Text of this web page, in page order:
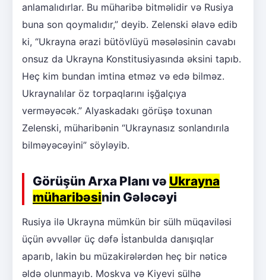
anlamalıdırlar. Bu müharibə bitməlidir və Rusiya
buna son qoymalıdır,” deyib. Zelenski əlavə edib
ki, “Ukrayna ərazi bütövlüyü məsələsinin cavabı
onsuz da Ukrayna Konstitusiyasında əksini tapıb.
Heç kim bundan imtina etməz və edə bilməz.
Ukraynalılar öz torpaqlarını işğalçıya
verməyəcək.” Alyaskadakı görüşə toxunan
Zelenski, müharibənin “Ukraynasız sonlandırıla
bilməyəcəyini” söyləyib.
Görüşün Arxa Planı və Ukrayna
müharibəsinin Gələcəyi
Rusiya ilə Ukrayna mümkün bir sülh müqaviləsi
üçün əvvəllər üç dəfə İstanbulda danışıqlar
aparıb, lakin bu müzakirələrdən heç bir nəticə
əldə olunmayıb. Moskva və Kiyevi sülhə